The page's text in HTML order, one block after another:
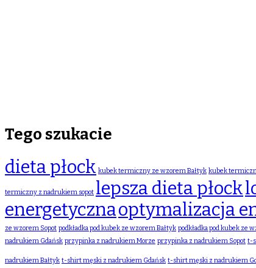
Tego szukacie
dieta płock kubek termiczny ze wzorem Bałtyk kubek
termiczny z nadrukiem sopot lepsza dieta płock
energetycznaoptymalizacja
ze wzorem Sopot podkładka pod kubek ze wzorem Bałtyk podkładka pod kubek ze
nadrukiem Gdańsk przypinka z nadrukiem Morze przypinka z nadrukiem Sopot t-
nadrukiem Bałtyk t-shirt męski z nadrukiem Gdańsk t-shirt męski z nadrukiem